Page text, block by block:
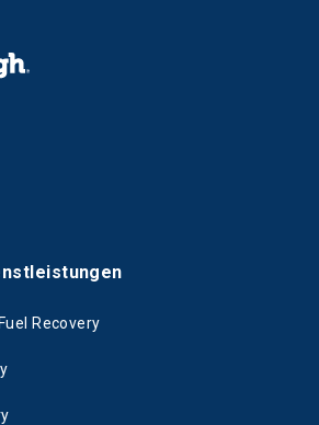
Recovery